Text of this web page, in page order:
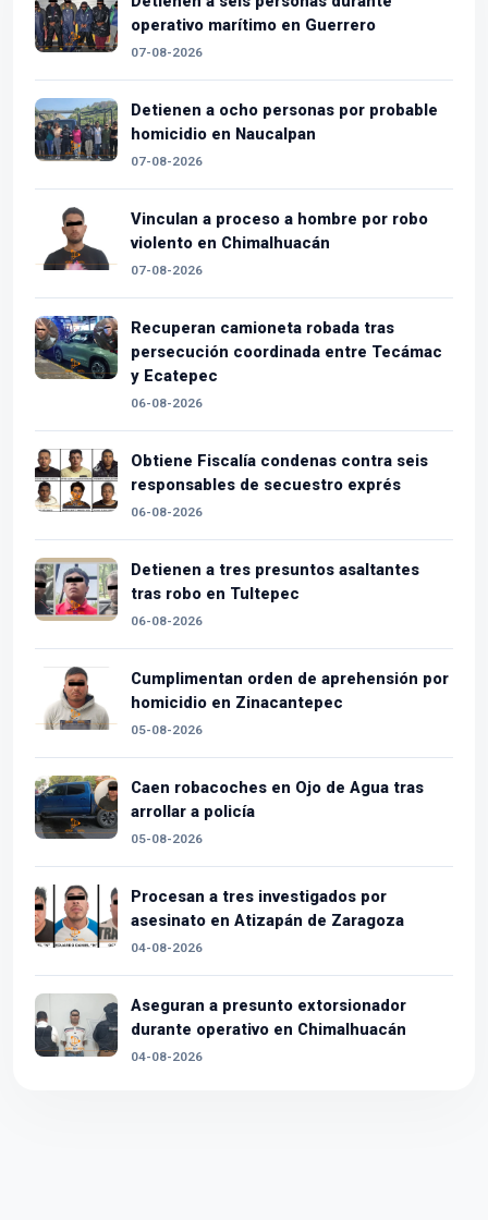
operativo marítimo en Guerrero
07-08-2026
Detienen a ocho personas por probable
homicidio en Naucalpan
07-08-2026
Vinculan a proceso a hombre por robo
violento en Chimalhuacán
07-08-2026
Recuperan camioneta robada tras
persecución coordinada entre Tecámac
y Ecatepec
06-08-2026
Obtiene Fiscalía condenas contra seis
responsables de secuestro exprés
06-08-2026
Detienen a tres presuntos asaltantes
tras robo en Tultepec
06-08-2026
Cumplimentan orden de aprehensión por
homicidio en Zinacantepec
05-08-2026
Caen robacoches en Ojo de Agua tras
arrollar a policía
05-08-2026
Procesan a tres investigados por
asesinato en Atizapán de Zaragoza
04-08-2026
Aseguran a presunto extorsionador
durante operativo en Chimalhuacán
04-08-2026